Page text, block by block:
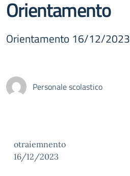
Orientamento
Orientamento 16/12/2023
Personale scolastico
otraiemnento
16/12/2023